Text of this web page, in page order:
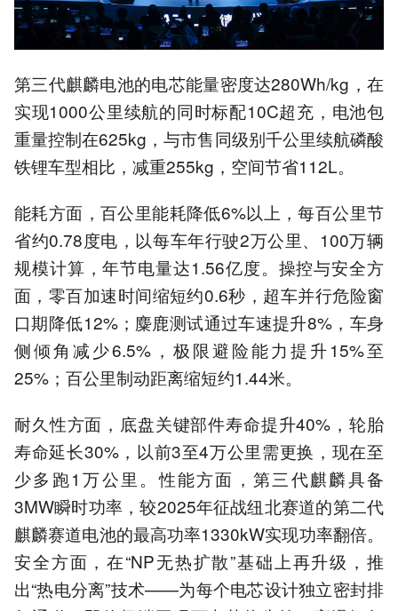
第三代麒麟电池的电芯能量密度达280Wh/kg，在
实现1000公里续航的同时标配10C超充，电池包
重量控制在625kg，与市售同级别千公里续航磷酸
铁锂车型相比，减重255kg，空间节省112L。
能耗方面，百公里能耗降低6%以上，每百公里节
省约0.78度电，以每车年行驶2万公里、100万辆
规模计算，年节电量达1.56亿度。操控与安全方
面，零百加速时间缩短约0.6秒，超车并行危险窗
口期降低12%；麋鹿测试通过车速提升8%，车身
侧倾角减少6.5%，极限避险能力提升15%至
25%；百公里制动距离缩短约1.44米。
耐久性方面，底盘关键部件寿命提升40%，轮胎
寿命延长30%，以前3至4万公里需更换，现在至
少多跑1万公里。性能方面，第三代麒麟具备
3MW瞬时功率，较2025年征战纽北赛道的第二代
麒麟赛道电池的最高功率1330kW实现功率翻倍。
安全方面，在“NP无热扩散”基础上再升级，推
出“热电分离”技术——为每个电芯设计独立密封排